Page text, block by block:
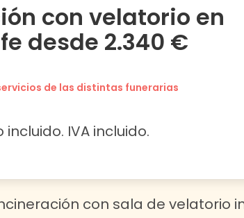
con velatorio en
desde 2.340 €
de las distintas funerarias
incluido. IVA incluido.
con sala de velatorio